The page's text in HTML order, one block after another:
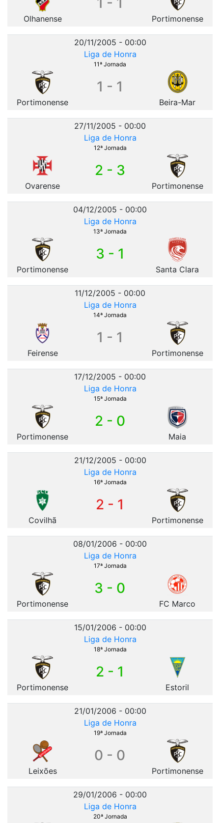
Olhanense Portimonense
20/11/2005 - 00:00
Liga de Honra
11ª Jornada
Portimonense
1 - 1
Beira-Mar
27/11/2005 - 00:00
Liga de Honra
12ª Jornada
Ovarense
2 - 3
Portimonense
04/12/2005 - 00:00
Liga de Honra
13ª Jornada
Portimonense
3 - 1
Santa Clara
11/12/2005 - 00:00
Liga de Honra
14ª Jornada
Feirense
1 - 1
Portimonense
17/12/2005 - 00:00
Liga de Honra
15ª Jornada
Portimonense
2 - 0
Maia
21/12/2005 - 00:00
Liga de Honra
16ª Jornada
Covilhã
2 - 1
Portimonense
08/01/2006 - 00:00
Liga de Honra
17ª Jornada
Portimonense
3 - 0
FC Marco
15/01/2006 - 00:00
Liga de Honra
18ª Jornada
Portimonense
2 - 1
Estoril
21/01/2006 - 00:00
Liga de Honra
19ª Jornada
Leixões
0 - 0
Portimonense
29/01/2006 - 00:00
Liga de Honra
20ª Jornada